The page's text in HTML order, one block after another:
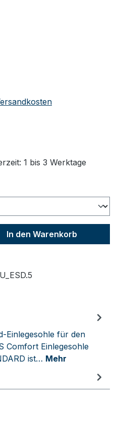
von 5 von 5 Sternen
1 bis 3 Werktage
den
In den Warenkorb
Einlegesohle für den
Comfort Einlegesohle
ist… Mehr